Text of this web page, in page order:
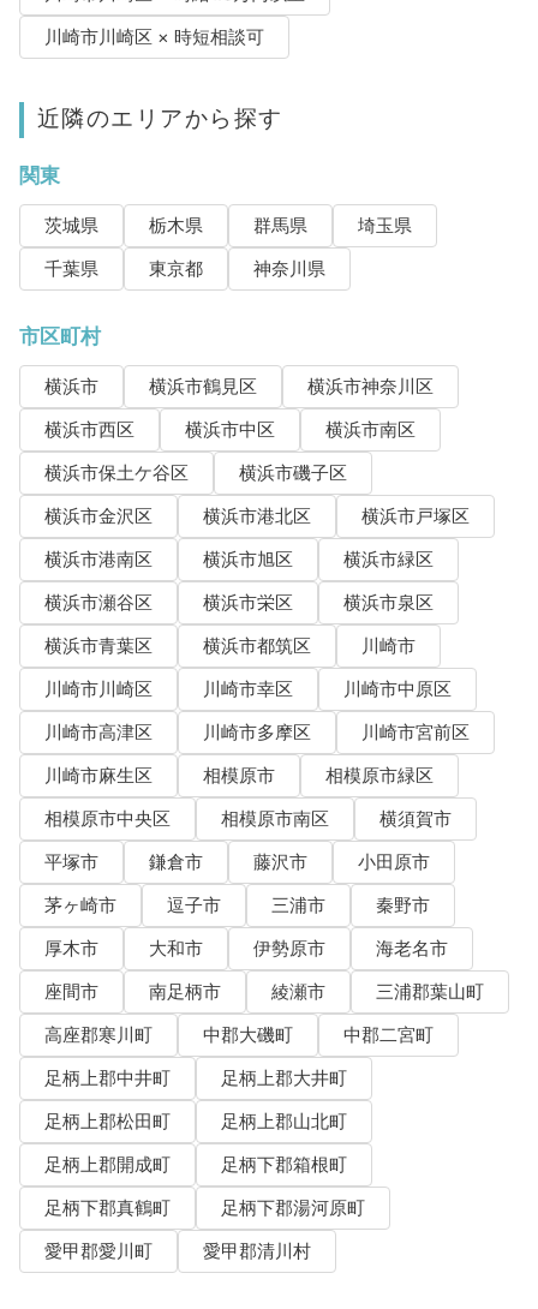
川崎市川崎区 × 時短相談可
近隣のエリアから探す
関東
茨城県 栃木県 群馬県
埼玉県
千葉県
東京都 神奈川県
市区町村
横浜市 横浜市鶴見区
横浜市神奈川区
横浜市西区
横浜市中区
横浜市南区
横浜市保土ケ谷区
横浜市磯子区
横浜市金沢区
横浜市港北区
横浜市戸塚区
横浜市港南区
横浜市旭区
横浜市緑区
横浜市瀬谷区
横浜市栄区
横浜市泉区
横浜市青葉区
横浜市都筑区
川崎市
川崎市川崎区
川崎市幸区
川崎市中原区
川崎市高津区
川崎市多摩区
川崎市宮前区
川崎市麻生区
相模原市
相模原市緑区
相模原市中央区
相模原市南区
横須賀市
平塚市
鎌倉市 藤沢市
小田原市
茅ヶ崎市
逗子市 三浦市
秦野市
厚木市
大和市 伊勢原市
海老名市
座間市
南足柄市 綾瀬市
三浦郡葉山町
高座郡寒川町
中郡大磯町
中郡二宮町
足柄上郡中井町
足柄上郡大井町
足柄上郡松田町
足柄上郡山北町
足柄上郡開成町
足柄下郡箱根町
足柄下郡真鶴町
足柄下郡湯河原町
愛甲郡愛川町
愛甲郡清川村